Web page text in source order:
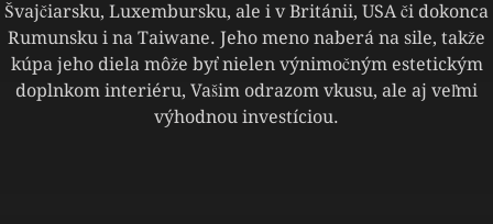
Švajčiarsku, Luxembursku, ale i v Británii, USA či dokonca
Rumunsku i na Taiwane. Jeho meno naberá na sile, takže
kúpa jeho diela môže byť nielen výnimočným estetickým
doplnkom interiéru, Vašim odrazom vkusu, ale aj veľmi
výhodnou investíciou.